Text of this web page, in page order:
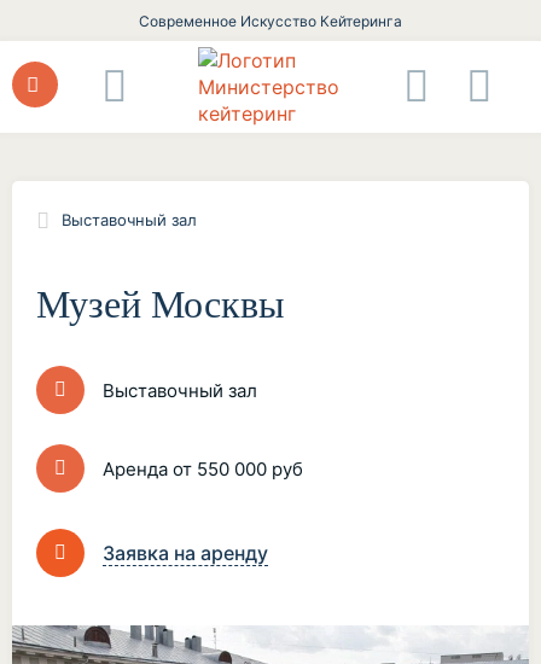
Современное Искусство Кейтеринга
Выставочный зал
Музей Москвы
Выставочный зал
Аренда от 550 000 руб
Заявка на аренду